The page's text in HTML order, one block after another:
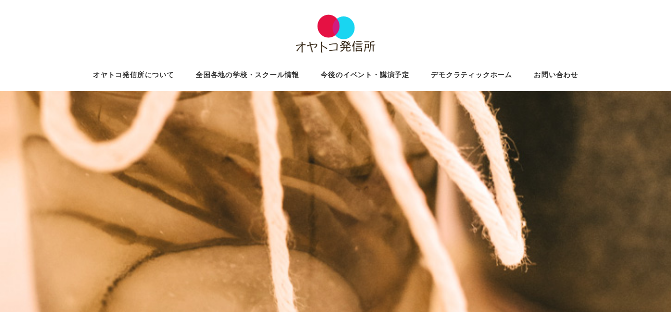
オヤトコ発信所について 全国各地の学校・スクール情報 今後のイベント・講演予定 デモクラティックホーム お問い合わせ